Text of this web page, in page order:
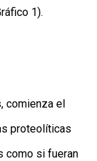
1).
comienza el
proteolíticas
como si fueran